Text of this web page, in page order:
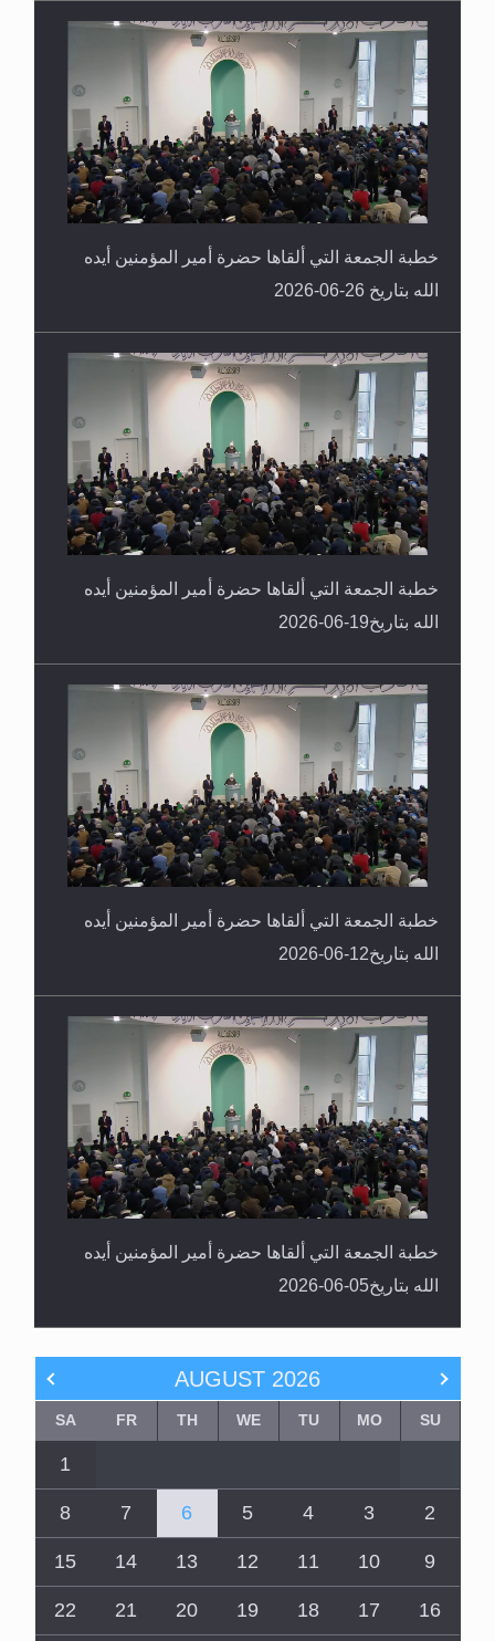
خطبة الجمعة التي ألقاها حضرة أمير المؤمنين أيده
الله بتاريخ 26-06-2026
خطبة الجمعة التي ألقاها حضرة أمير المؤمنين أيده
الله بتاريخ19-06-2026
خطبة الجمعة التي ألقاها حضرة أمير المؤمنين أيده
الله بتاريخ12-06-2026
خطبة الجمعة التي ألقاها حضرة أمير المؤمنين أيده
الله بتاريخ05-06-2026
AUGUST 2026
SU
MO
TU
WE
TH
FR
SA
1
2
3
4
5
6
7
8
9
10
11
12
13
14
15
16
17
18
19
20
21
22